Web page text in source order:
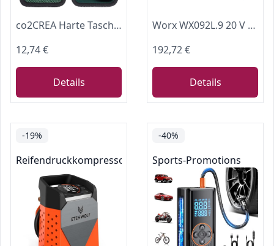
co2CREA Harte Tasche für Bosch elektrische Fahrradpumpe/Luftpumpe/Mini Kompressor EasyPump (Nur hülle,Ohne Kompressor)
12,74 €
Details
Worx WX092L.9 20 V Power Share tragbare Luftpumpe (nur Werkzeug)
192,72 €
Details
-19%
Reifendruckkompressoren & -pumpen
-40%
Sports-Promotions